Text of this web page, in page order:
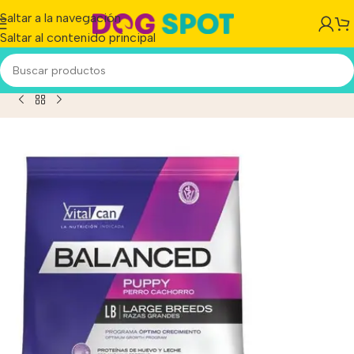
Saltar a la navegación
Saltar al contenido principal
/Vitalcan Balanced Perro Cachorro Razas Grandes X 3 kg